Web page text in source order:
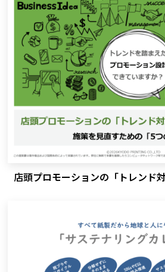
店頭プロモーションの「トレンド